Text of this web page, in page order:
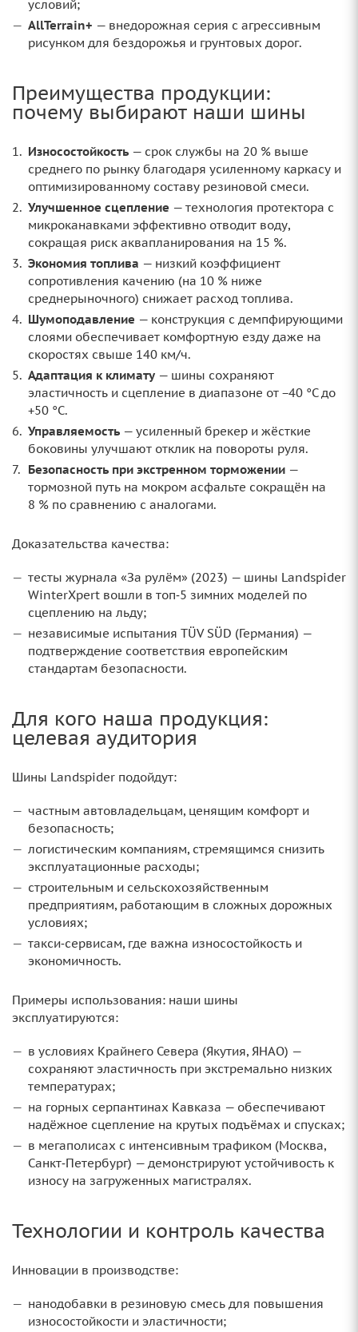
условий;
AllTerrain+ — внедорожная серия с агрессивным
рисунком для бездорожья и грунтовых дорог.
Преимущества продукции:
почему выбирают наши шины
Износостойкость — срок службы на 20 % выше
среднего по рынку благодаря усиленному каркасу и
оптимизированному составу резиновой смеси.
Улучшенное сцепление — технология протектора с
микроканавками эффективно отводит воду,
сокращая риск аквапланирования на 15 %.
Экономия топлива — низкий коэффициент
сопротивления качению (на 10 % ниже
среднерыночного) снижает расход топлива.
Шумоподавление — конструкция с демпфирующими
слоями обеспечивает комфортную езду даже на
скоростях свыше 140 км/ч.
Адаптация к климату — шины сохраняют
эластичность и сцепление в диапазоне от −40 °C до
+50 °C.
Управляемость — усиленный брекер и жёсткие
боковины улучшают отклик на повороты руля.
Безопасность при экстренном торможении —
тормозной путь на мокром асфальте сокращён на
8 % по сравнению с аналогами.
Доказательства качества:
тесты журнала «За рулём» (2023) — шины Landspider
WinterXpert вошли в топ‑5 зимних моделей по
сцеплению на льду;
независимые испытания TÜV SÜD (Германия) —
подтверждение соответствия европейским
стандартам безопасности.
Для кого наша продукция:
целевая аудитория
Шины Landspider подойдут:
частным автовладельцам, ценящим комфорт и
безопасность;
логистическим компаниям, стремящимся снизить
эксплуатационные расходы;
строительным и сельскохозяйственным
предприятиям, работающим в сложных дорожных
условиях;
такси‑сервисам, где важна износостойкость и
экономичность.
Примеры использования: наши шины
эксплуатируются:
в условиях Крайнего Севера (Якутия, ЯНАО) —
сохраняют эластичность при экстремально низких
температурах;
на горных серпантинах Кавказа — обеспечивают
надёжное сцепление на крутых подъёмах и спусках;
в мегаполисах с интенсивным трафиком (Москва,
Санкт‑Петербург) — демонстрируют устойчивость к
износу на загруженных магистралях.
Технологии и контроль качества
Инновации в производстве:
нанодобавки в резиновую смесь для повышения
износостойкости и эластичности;